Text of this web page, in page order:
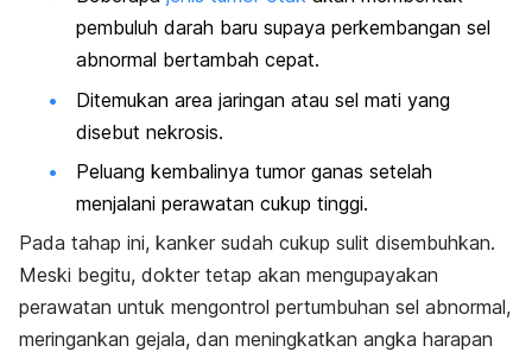
pembuluh darah baru supaya perkembangan sel
abnormal bertambah cepat.
Ditemukan area jaringan atau sel mati yang
disebut nekrosis.
Peluang kembalinya tumor ganas setelah
menjalani perawatan cukup tinggi.
Pada tahap ini, kanker sudah cukup sulit disembuhkan.
Meski begitu, dokter tetap akan mengupayakan
perawatan untuk mengontrol pertumbuhan sel abnormal,
meringankan gejala, dan meningkatkan angka harapan